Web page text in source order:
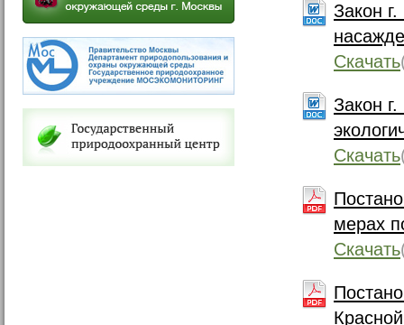
Закон
Скачать
Закон
Скачать
мерах
Скачать